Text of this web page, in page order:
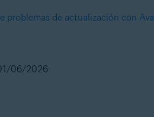
problemas de actualización con
06/2026